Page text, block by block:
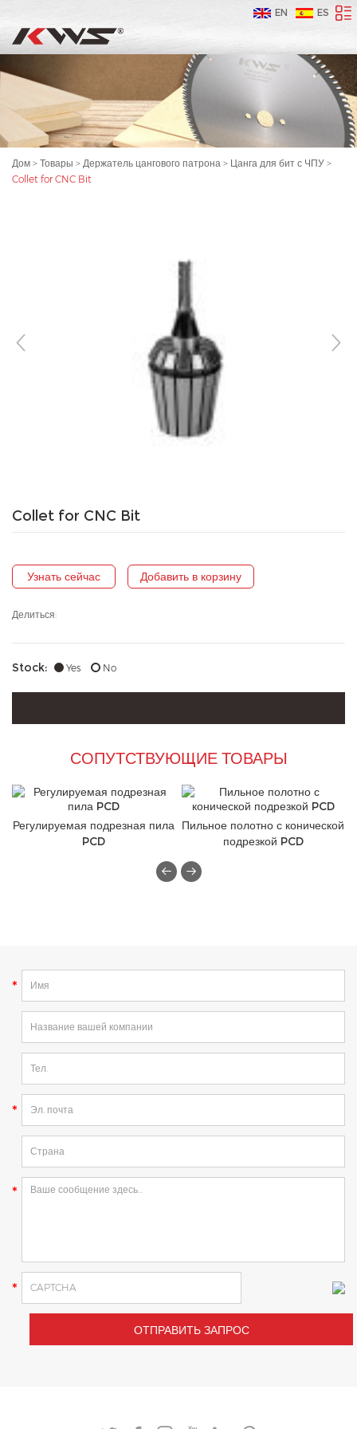
EN ES
Дом > Товары > Держатель цангового патрона > Цанга для бит с ЧПУ >
Collet for CNC Bit
Collet for CNC Bit
Узнать сейчас Добавить в корзину
Делиться:
Stock: Yes No
СОПУТСТВУЮЩИЕ ТОВАРЫ
Регулируемая подрезная пила
PCD
Пильное полотно с конической
подрезкой PCD